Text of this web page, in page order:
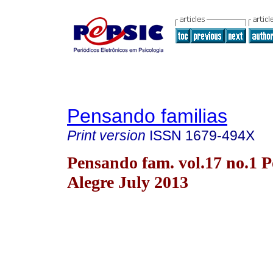
Pensando familias
Print version ISSN 1679-494X
Pensando fam. vol.17 no.1
Alegre July 2013